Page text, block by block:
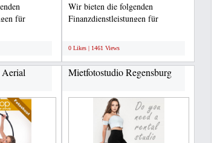
für
Wir bieten die folgenden
Finanzdienstleistungen für
0 Likes | 1461 Views
Aerial
Mietfotostudio Regensburg